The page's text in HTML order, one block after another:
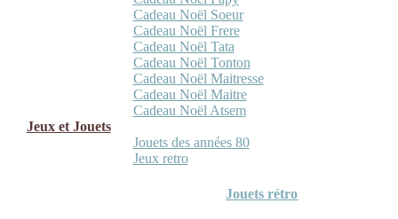
Cadeau Noël Soeur
Cadeau Noël Frere
Cadeau Noël Tata
Cadeau Noël Tonton
Cadeau Noël Maitresse
Cadeau Noël Maitre
Cadeau Noël Atsem
Jeux et Jouets
Jouets des années 80
Jeux retro
Jouets rétro